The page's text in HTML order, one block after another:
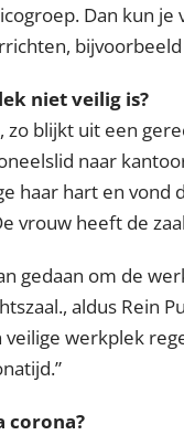
Dan kun
niet veilig is?
zo blijkt uit een
naar
haar hart en vond
vrouw heeft de
gedaan om de
aldus Rein
werkplek
corona?